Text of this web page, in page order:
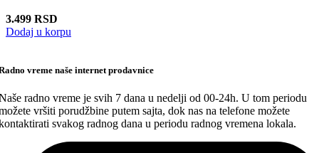
3.499 RSD
Dodaj u korpu
vreme naše internet prodavnice
radno vreme je svih 7 dana u nedelji od 00-24h. U tom periodu
vršiti porudžbine putem sajta, dok nas na telefone možete
svakog radnog dana u periodu radnog vremena lokala.